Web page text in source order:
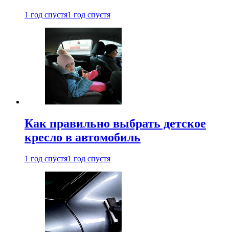
1 год спустя1 год спустя
Как правильно выбрать детское
кресло в автомобиль
1 год спустя1 год спустя